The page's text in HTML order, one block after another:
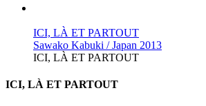
ICI, LÀ ET PARTOUT
Sawako Kabuki / Japan 2013
ICI, LÀ ET PARTOUT
ICI, LÀ ET PARTOUT